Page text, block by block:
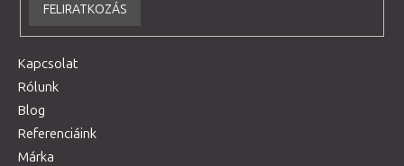
FELIRATKOZÁS
Kapcsolat
Rólunk
Blog
Referenciáink
Márka